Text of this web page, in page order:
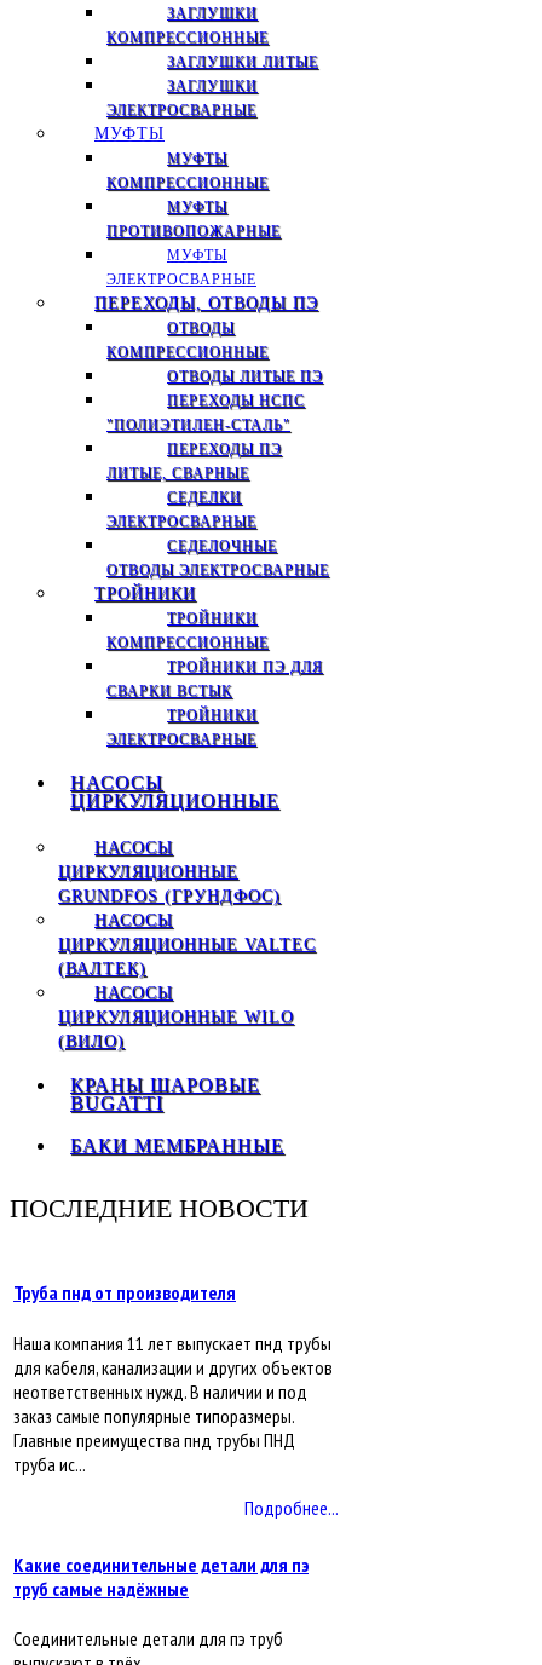
ЗАГЛУШКИ
КОМПРЕССИОННЫЕ
ЗАГЛУШКИ ЛИТЫЕ
ЗАГЛУШКИ
ЭЛЕКТРОСВАРНЫЕ
МУФТЫ
МУФТЫ
КОМПРЕССИОННЫЕ
МУФТЫ
ПРОТИВОПОЖАРНЫЕ
МУФТЫ
ЭЛЕКТРОСВАРНЫЕ
ПЕРЕХОДЫ, ОТВОДЫ ПЭ
ОТВОДЫ
КОМПРЕССИОННЫЕ
ОТВОДЫ ЛИТЫЕ ПЭ
ПЕРЕХОДЫ НСПС
"ПОЛИЭТИЛЕН-СТАЛЬ"
ПЕРЕХОДЫ ПЭ
ЛИТЫЕ, СВАРНЫЕ
СЕДЕЛКИ
ЭЛЕКТРОСВАРНЫЕ
СЕДЕЛОЧНЫЕ
ОТВОДЫ ЭЛЕКТРОСВАРНЫЕ
ТРОЙНИКИ
ТРОЙНИКИ
КОМПРЕССИОННЫЕ
ТРОЙНИКИ ПЭ ДЛЯ
СВАРКИ ВСТЫК
ТРОЙНИКИ
ЭЛЕКТРОСВАРНЫЕ
НАСОСЫ
ЦИРКУЛЯЦИОННЫЕ
НАСОСЫ
ЦИРКУЛЯЦИОННЫЕ
GRUNDFOS (ГРУНДФОС)
НАСОСЫ
ЦИРКУЛЯЦИОННЫЕ VALTEC
(ВАЛТЕК)
НАСОСЫ
ЦИРКУЛЯЦИОННЫЕ WILO
(ВИЛО)
КРАНЫ ШАРОВЫЕ
BUGATTI
БАКИ МЕМБРАННЫЕ
ПОСЛЕДНИЕ НОВОСТИ
Труба пнд от производителя
Наша компания 11 лет выпускает пнд трубы
для кабеля, канализации и других объектов
неответственных нужд. В наличии и под
заказ самые популярные типоразмеры.
Главные преимущества пнд трубы ПНД
труба ис...
Подробнее...
Какие соединительные детали для пэ
труб самые надёжные
Соединительные детали для пэ труб